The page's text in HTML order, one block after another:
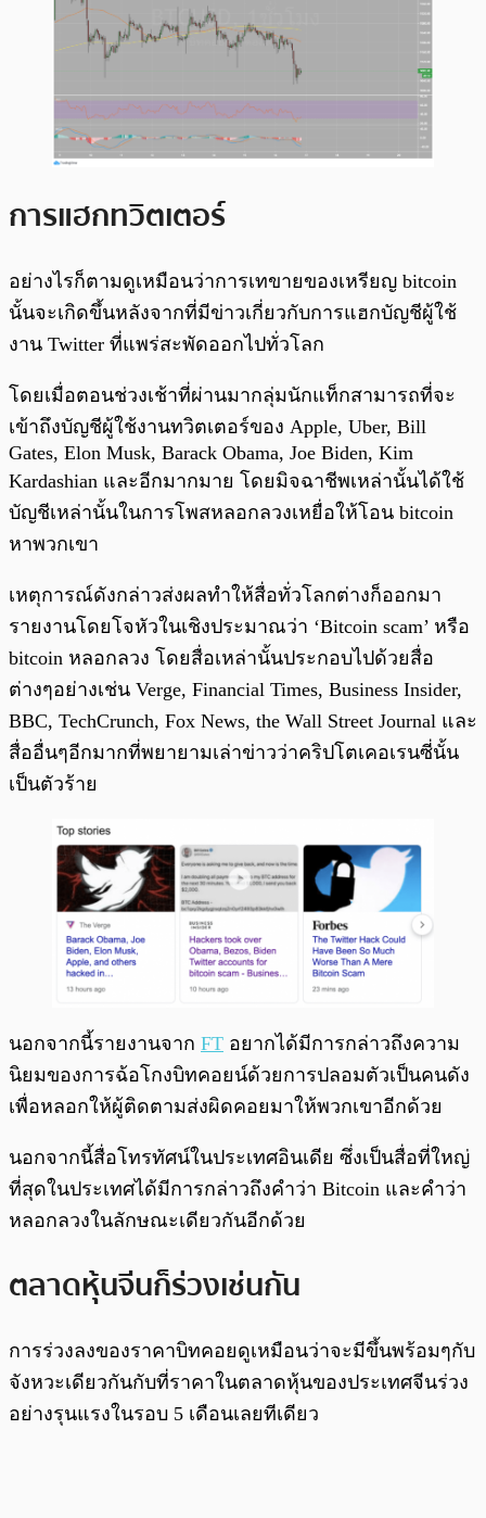
การแฮกทวิตเตอร์
อย่างไรก็ตามดูเหมือนว่าการเทขายของเหรียญ bitcoin
นั้นจะเกิดขึ้นหลังจากที่มีข่าวเกี่ยวกับการแฮกบัญชีผู้ใช้
งาน Twitter ที่แพร่สะพัดออกไปทั่วโลก
โดยเมื่อตอนช่วงเช้าที่ผ่านมากลุ่มนักแท็กสามารถที่จะ
เข้าถึงบัญชีผู้ใช้งานทวิตเตอร์ของ Apple, Uber, Bill
Gates, Elon Musk, Barack Obama, Joe Biden, Kim
Kardashian และอีกมากมาย โดยมิจฉาชีพเหล่านั้นได้ใช้
บัญชีเหล่านั้นในการโพสหลอกลวงเหยื่อให้โอน bitcoin
หาพวกเขา
เหตุการณ์ดังกล่าวส่งผลทำให้สื่อทั่วโลกต่างก็ออกมา
รายงานโดยโจหัวในเชิงประมาณว่า ‘Bitcoin scam’ หรือ
bitcoin หลอกลวง โดยสื่อเหล่านั้นประกอบไปด้วยสื่อ
ต่างๆอย่างเช่น Verge, Financial Times, Business Insider,
BBC, TechCrunch, Fox News, the Wall Street Journal และ
สื่ออื่นๆอีกมากที่พยายามเล่าข่าวว่าคริปโตเคอเรนซี่นั้น
เป็นตัวร้าย
นอกจากนี้รายงานจาก FT อยากได้มีการกล่าวถึงความ
นิยมของการฉ้อโกงบิทคอยน์ด้วยการปลอมตัวเป็นคนดัง
เพื่อหลอกให้ผู้ติดตามส่งผิดคอยมาให้พวกเขาอีกด้วย
นอกจากนี้สื่อโทรทัศน์ในประเทศอินเดีย ซึ่งเป็นสื่อที่ใหญ่
ที่สุดในประเทศได้มีการกล่าวถึงคำว่า Bitcoin และคำว่า
หลอกลวงในลักษณะเดียวกันอีกด้วย
ตลาดหุ้นจีนก็ร่วงเช่นกัน
การร่วงลงของราคาบิทคอยดูเหมือนว่าจะมีขึ้นพร้อมๆกับ
จังหวะเดียวกันกับที่ราคาในตลาดหุ้นของประเทศจีนร่วง
อย่างรุนแรงในรอบ 5 เดือนเลยทีเดียว